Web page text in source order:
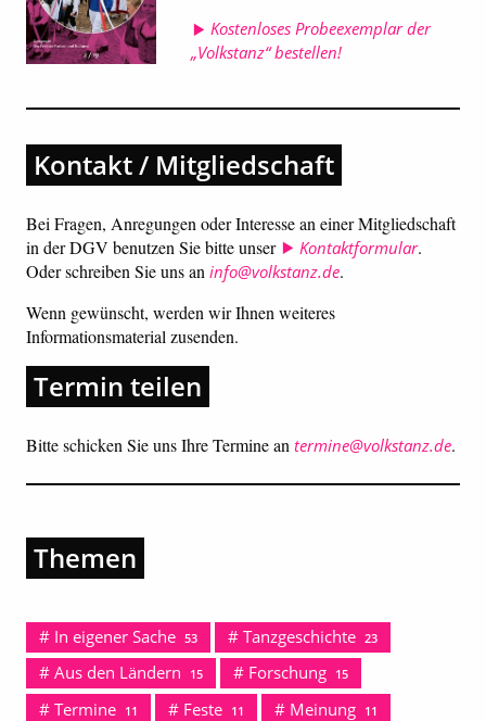
Kostenloses Probeexemplar der
„Volkstanz“ bestellen!
Kontakt / Mitgliedschaft
Bei Fragen, Anregungen oder Interesse an einer Mitgliedschaft
in der DGV benutzen Sie bitte unser
Kontaktformular.
Oder schreiben Sie uns an info@volkstanz.de.
Wenn gewünscht, werden wir Ihnen weiteres
Informationsmaterial zusenden.
Termin teilen
Bitte schicken Sie uns Ihre Termine an termine@volkstanz.de.
Themen
In eigener Sache 53 Tanzgeschichte 23
Aus den Ländern 15 Forschung 15
Termine 11 Feste 11 Meinung 11